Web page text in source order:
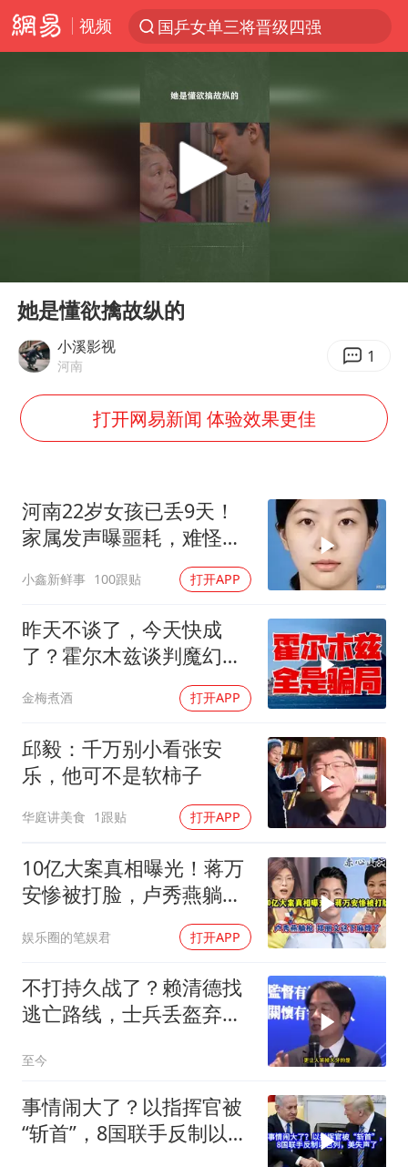
视频
国乒女单三将晋级四强
马克·艾伦退出斯诺克中国公开赛
日本发布排名：“中国第一，美日德韩英法居后”
央视新主播李秋莹孙亚鹏亮相
白海豚将正面袭击贯穿浙江
陈思诚零点晒照为佟丽娅庆生
夏日经济乘“热”而上 消费市场向“新”而行
身体出现这几个信号可能是肝在求救
宇树王兴兴被问了360多个问题
几元成本的AI广告导致千万市值蒸发
台当局重金为“台独”织“皇帝新衣”
乐享全民健身 共筑健康中国
Play
她是懂欲擒故纵的
小溪影视
河南 1
打开网易新闻 体验效果更佳
河南22岁女孩已丢9天！
家属发声曝噩耗，难怪搜
小鑫新鲜事 100跟贴 打开APP
昨天不谈了，今天快成
了？霍尔木兹谈判魔幻反
金梅煮酒 打开APP
邱毅：千万别小看张安
乐，他可不是软柿子
华庭讲美食 1跟贴 打开APP
10亿大案真相曝光！蒋万
安惨被打脸，卢秀燕躺枪
娱乐圈的笔娱君 打开APP
不打持久战了？赖清德找
逃亡路线，士兵丢盔弃
至今
事情闹大了？以指挥官被
“斩首”，8国联手反制以色